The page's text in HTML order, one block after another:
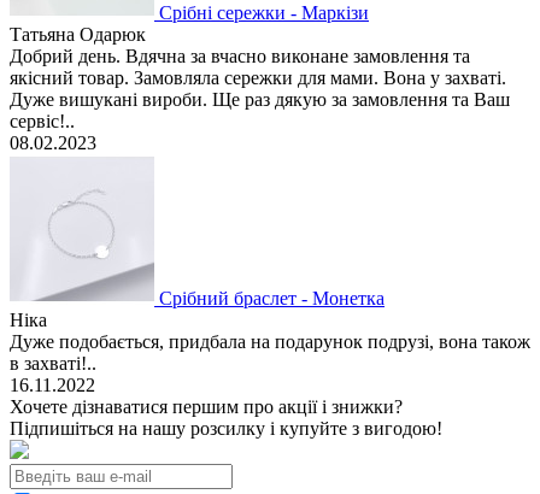
Срібні сережки - Маркізи
Татьяна Одарюк
Добрий день. Вдячна за вчасно виконане замовлення та
якісний товар. Замовляла сережки для мами. Вона у захваті.
Дуже вишукані вироби. Ще раз дякую за замовлення та Ваш
сервіс!..
08.02.2023
Срібний браслет - Монетка
Ніка
Дуже подобається, придбала на подарунок подрузі, вона також
в захваті!..
16.11.2022
Хочете дізнаватися першим про акції і знижки?
Підпишіться на нашу розсилку і купуйте з вигодою!